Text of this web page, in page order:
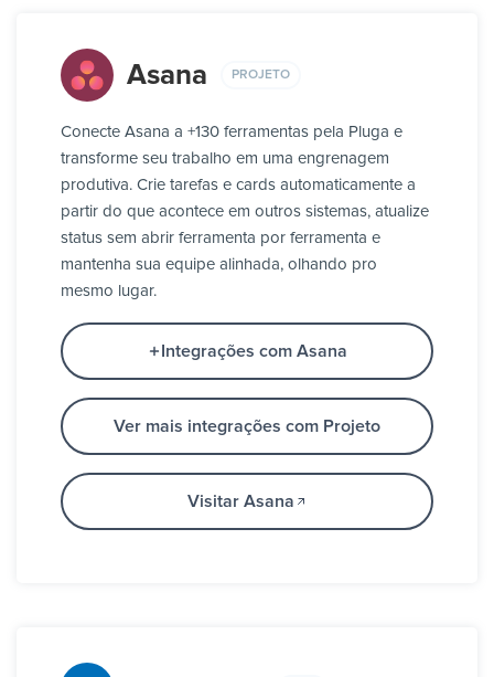
Asana PROJETO
Conecte Asana a +130 ferramentas pela Pluga e
transforme seu trabalho em uma engrenagem
produtiva. Crie tarefas e cards automaticamente a
partir do que acontece em outros sistemas, atualize
status sem abrir ferramenta por ferramenta e
mantenha sua equipe alinhada, olhando pro
mesmo lugar.
Integrações com Asana
Ver mais integrações com Projeto
Visitar Asana